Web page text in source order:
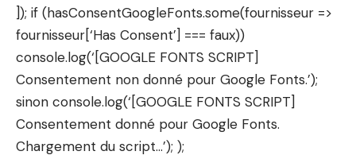
]); if (hasConsentGoogleFonts.some(fournisseur =>
fournisseur[‘Has Consent’] === faux))
console.log(‘[GOOGLE FONTS SCRIPT]
Consentement non donné pour Google Fonts.’);
sinon console.log(‘[GOOGLE FONTS SCRIPT]
Consentement donné pour Google Fonts.
Chargement du script…’); );